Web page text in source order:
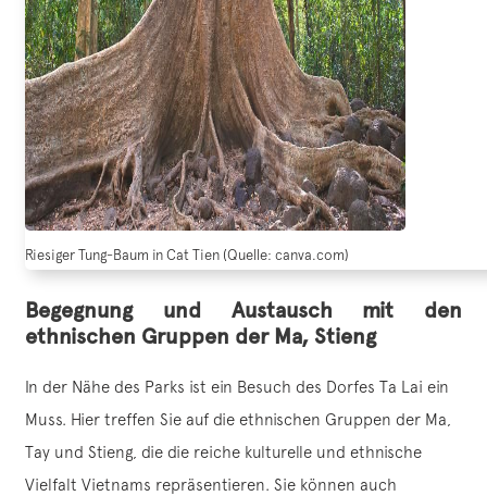
Riesiger Tung-Baum in Cat Tien (Quelle: canva.com)
Begegnung und Austausch mit den
ethnischen Gruppen der Ma, Stieng
In der Nähe des Parks ist ein Besuch des Dorfes Ta Lai ein
Muss. Hier treffen Sie auf die ethnischen Gruppen der Ma,
Tay und Stieng, die die reiche kulturelle und ethnische
Vielfalt Vietnams repräsentieren. Sie können auch